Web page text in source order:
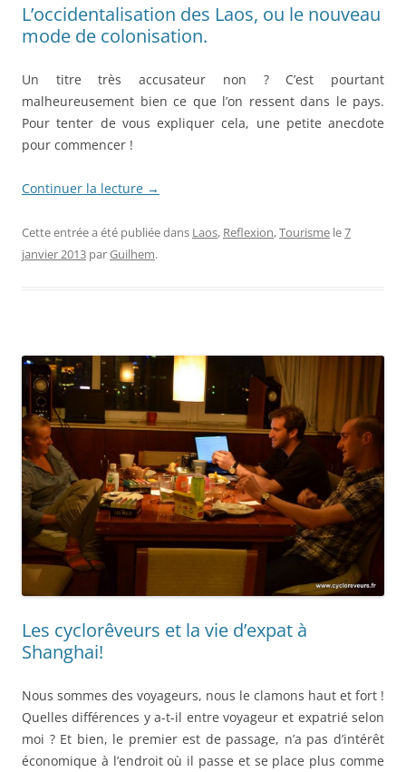
L’occidentalisation des Laos, ou le nouveau
mode de colonisation.
Un titre très accusateur non ? C’est pourtant
malheureusement bien ce que l’on ressent dans le pays.
Pour tenter de vous expliquer cela, une petite anecdote
pour commencer !
Continuer la lecture →
Cette entrée a été publiée dans Laos, Reflexion,Tourisme le7
janvier 2013 parGuilhem.
Les cyclorêveurs et la vie d’expat à
Shanghai!
Nous sommes des voyageurs, nous le clamons haut et fort !
Quelles différences y a-t-il entre voyageur et expatrié selon
moi ? Et bien, le premier est de passage, n’a pas d’intérêt
économique à l’endroit où il passe et se place plus comme